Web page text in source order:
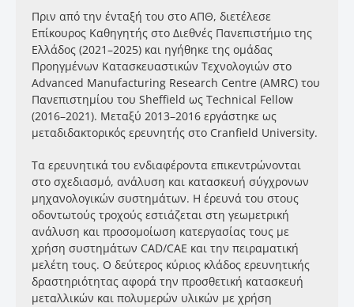
Πριν από την ένταξή του στο ΑΠΘ, διετέλεσε
Επίκουρος Καθηγητής στο Διεθνές Πανεπιστήμιο της
Ελλάδος (2021–2025) και ηγήθηκε της ομάδας
Προηγμένων Κατασκευαστικών Τεχνολογιών στο
Advanced Manufacturing Research Centre (AMRC) του
Πανεπιστημίου του Sheffield ως Technical Fellow
(2016–2021). Μεταξύ 2013–2016 εργάστηκε ως
μεταδιδακτορικός ερευνητής στο Cranfield University.
Τα ερευνητικά του ενδιαφέροντα επικεντρώνονται
στο σχεδιασμό, ανάλυση και κατασκευή σύγχρονων
μηχανολογικών συστημάτων. Η έρευνά του στους
οδοντωτούς τροχούς εστιάζεται στη γεωμετρική
ανάλυση και προσομοίωση κατεργασίας τους με
χρήση συστημάτων CAD/CAE και την πειραματική
μελέτη τους. Ο δεύτερος κύριος κλάδος ερευνητικής
δραστηριότητας αφορά την προσθετική κατασκευή
μεταλλικών και πολυμερών υλικών με χρήση